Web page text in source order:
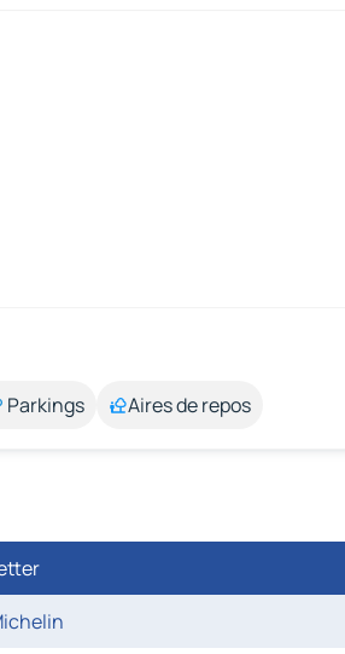
Parkings Aires de repos